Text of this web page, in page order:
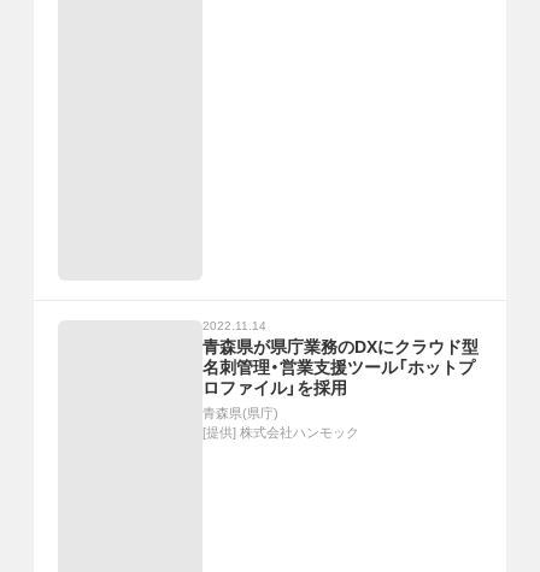
2022.11.14
青森県が県庁業務のDXにクラウド型
名刺管理・営業支援ツール「ホットプ
ロファイル」を採用
青森県(県庁)
[提供] 株式会社ハンモック